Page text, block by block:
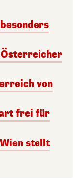
von
frei für
stellt